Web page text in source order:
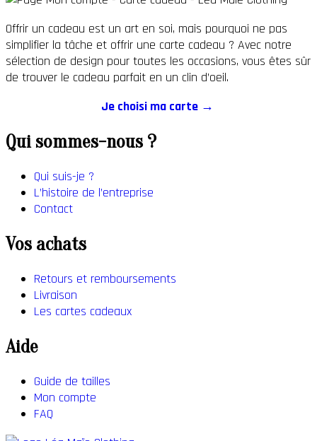
Offrir un cadeau est un art en soi, mais pourquoi ne pas
simplifier la tâche et offrir une carte cadeau ? Avec notre
sélection de design pour toutes les occasions, vous êtes sûr
de trouver le cadeau parfait en un clin d’oeil.
Je choisi ma carte →
Qui sommes-nous ?
Qui suis-je ?
L’histoire de l’entreprise
Contact
Vos achats
Retours et remboursements
Livraison
Les cartes cadeaux
Aide
Guide de tailles
Mon compte
FAQ